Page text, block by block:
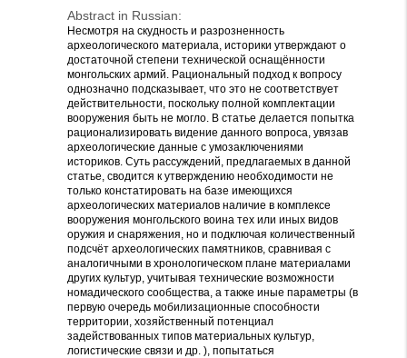
Abstract in Russian:
Несмотря на скудность и разрозненность
археологического материала, историки утверждают о
достаточной степени технической оснащённости
монгольских армий. Рациональный подход к вопросу
однозначно подсказывает, что это не соответствует
действительности, поскольку полной комплектации
вооружения быть не могло. В статье делается попытка
рационализировать видение данного вопроса, увязав
археологические данные с умозаключениями
историков. Суть рассуждений, предлагаемых в данной
статье, сводится к утверждению необходимости не
только констатировать на базе имеющихся
археологических материалов наличие в комплексе
вооружения монгольского воина тех или иных видов
оружия и снаряжения, но и подключая количественный
подсчёт археологических памятников, сравнивая с
аналогичными в хронологическом плане материалами
других культур, учитывая технические возможности
номадического сообщества, а также иные параметры (в
первую очередь мобилизационные способности
территории, хозяйственный потенциал
задействованных типов материальных культур,
логистические связи и др. ), попытаться